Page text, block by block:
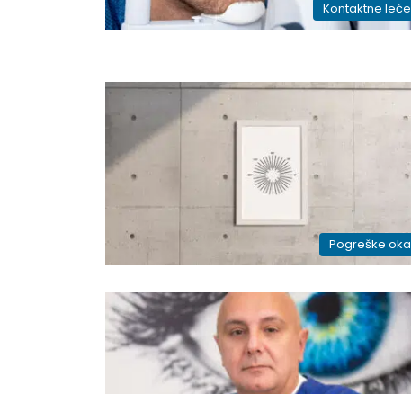
Kontaktne leće
Pogreške oka